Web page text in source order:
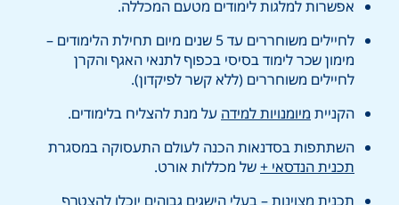
אפשרות למלגות לימודים מטעם המכללה.
לחיילים משוחררים עד 5 שנים מיום תחילת הלימודים –
מימון שכר לימוד בסיסי בכפוף לתנאי האגף והקרן
לחיילים משוחררים (ללא קשר לפיקדון).
הקנייתמיומנויות למידהעל מנת להצליח בלימודים.
השתתפות בסדנאות הכנה לעולם התעסוקה במסגרת
תכנית הנדסאי + של מכללות אורט.
תכנית מצוינות– בעלי הישגים גבוהים יוכלו להצטרף